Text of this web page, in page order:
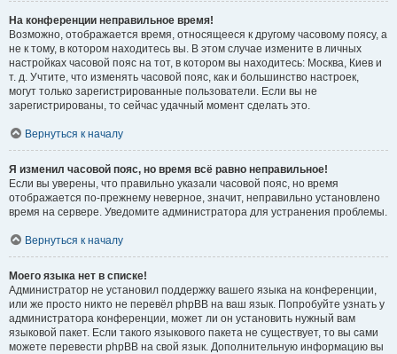
На конференции неправильное время!
Возможно, отображается время, относящееся к другому часовому поясу, а
не к тому, в котором находитесь вы. В этом случае измените в личных
настройках часовой пояс на тот, в котором вы находитесь: Москва, Киев и
т. д. Учтите, что изменять часовой пояс, как и большинство настроек,
могут только зарегистрированные пользователи. Если вы не
зарегистрированы, то сейчас удачный момент сделать это.
Вернуться к началу
Я изменил часовой пояс, но время всё равно неправильное!
Если вы уверены, что правильно указали часовой пояс, но время
отображается по-прежнему неверное, значит, неправильно установлено
время на сервере. Уведомите администратора для устранения проблемы.
Вернуться к началу
Моего языка нет в списке!
Администратор не установил поддержку вашего языка на конференции,
или же просто никто не перевёл phpBB на ваш язык. Попробуйте узнать у
администратора конференции, может ли он установить нужный вам
языковой пакет. Если такого языкового пакета не существует, то вы сами
можете перевести phpBB на свой язык. Дополнительную информацию вы